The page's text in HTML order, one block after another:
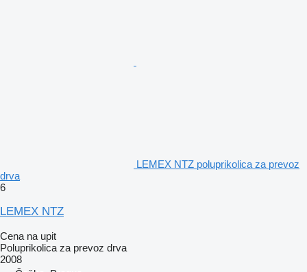
LEMEX NTZ poluprikolica za prevoz
drva
6
LEMEX NTZ
Cena na upit
Poluprikolica za prevoz drva
2008